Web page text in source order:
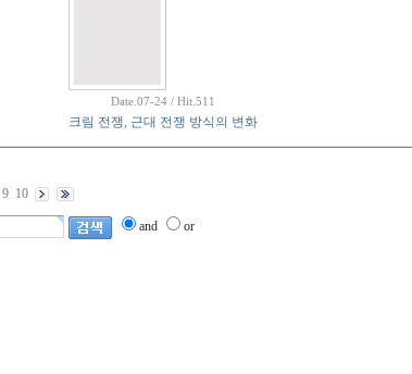
Date.07-24 / Hit.511
크림 전쟁, 근대 전쟁 방식의 변화
9 10
and or